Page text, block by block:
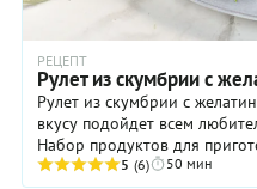
РЕЦЕПТ
Рулет из скумбрии с
Рулет из скумбрии с
вкусу подойдет всем
Набор продуктов для
простой и найдется в
5 (6) 50 мин